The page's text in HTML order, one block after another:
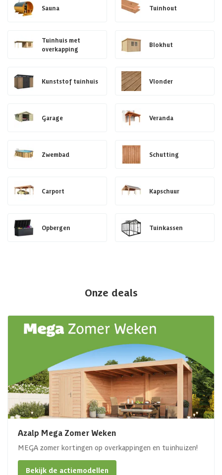
Sauna Tuinhout
Tuinhuis met
overkapping
Blokhut
Kunststof tuinhuis Vlonder
Garage Veranda
Zwembad Schutting
Carport Kapschuur
Opbergen Tuinkassen
Onze deals
Azalp Mega Zomer Weken
MEGA zomer kortingen op overkappingen en tuinhuizen!
Bekijk de actiemodellen